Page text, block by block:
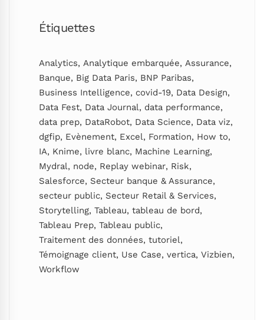
Étiquettes
Analytics, Analytique embarquée, Assurance,
Banque, Big Data Paris, BNP Paribas,
Business Intelligence, covid-19, Data Design,
Data Fest, Data Journal, data performance,
data prep, DataRobot, Data Science, Data viz,
dgfip, Evènement, Excel, Formation, How to,
IA, Knime, livre blanc, Machine Learning,
Mydral, node, Replay webinar, Risk,
Salesforce, Secteur banque & Assurance,
secteur public, Secteur Retail & Services,
Storytelling, Tableau, tableau de bord,
Tableau Prep, Tableau public,
Traitement des données, tutoriel,
Témoignage client, Use Case, vertica, Vizbien,
Workflow